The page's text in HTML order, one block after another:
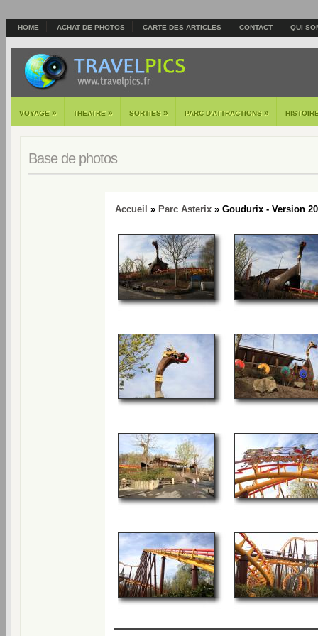
HOME ACHAT DE PHOTOS CARTE DES ARTICLES CONTACT QUI
VOYAGE » THEATRE » SORTIES » PARC D'ATTRACTIONS »
Base de photos
Accueil » Parc Asterix» Goudurix - Version